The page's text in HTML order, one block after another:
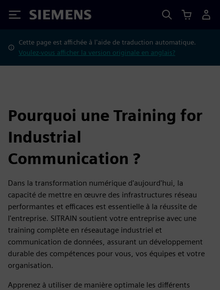
Siemens
Cette page est affichée à l'aide de traduction automatique.
Voulez-vous afficher la version originale en anglais?
Pourquoi une Training for
Industrial
Communication ?
Dans la transformation numérique d'aujourd'hui, la
capacité de mettre en œuvre des infrastructures réseau
performantes et efficaces est essentielle à la réussite de
l'entreprise. SITRAIN soutient votre entreprise avec une
training complète en réseautage industriel et
communication de données, assurant un développement
durable des compétences pour vous, vos équipes et votre
organisation.
Apprenez à utiliser de manière optimale les différents